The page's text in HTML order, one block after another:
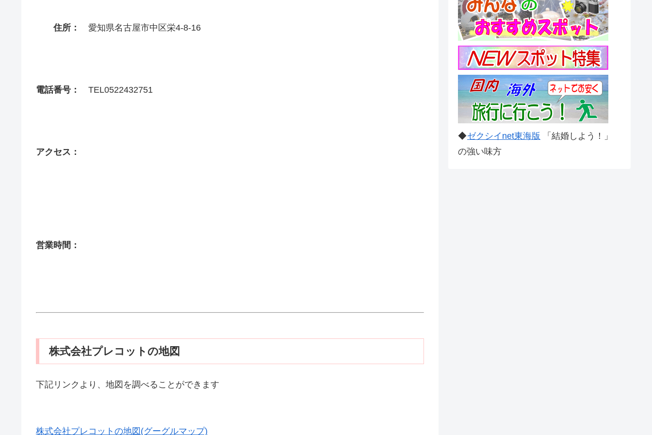
住所： 愛知県名古屋市中区栄4-8-16
電話番号： TEL0522432751
アクセス：
営業時間：
株式会社プレコットの地図
下記リンクより、地図を調べることができます
株式会社プレコットの地図(グーグルマップ)
◆ゼクシイnet東海版 「結婚しよう！」
の強い味方